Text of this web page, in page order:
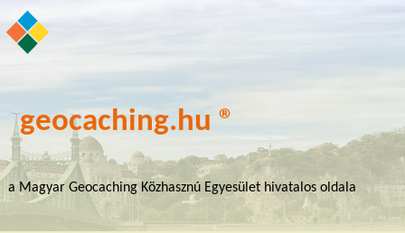
geocaching.hu ®
a Magyar Geocaching Közhasznú Egyesület hivatalos oldala